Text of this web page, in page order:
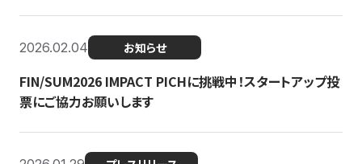
2026.02.04 お知らせ
FIN/SUM2026 IMPACT PICHに挑戦中！スタートアップ投
票にご協力お願いします